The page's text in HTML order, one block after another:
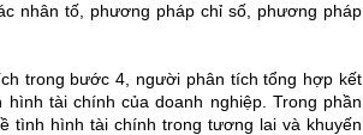
nhân tố, phương pháp chỉ số, phương pháp
trong bước 4, người phân tích tổng hợp kết
tài chính của doanh nghiệp. Trong phần
tình hình tài chính trong tương lai và khuyến